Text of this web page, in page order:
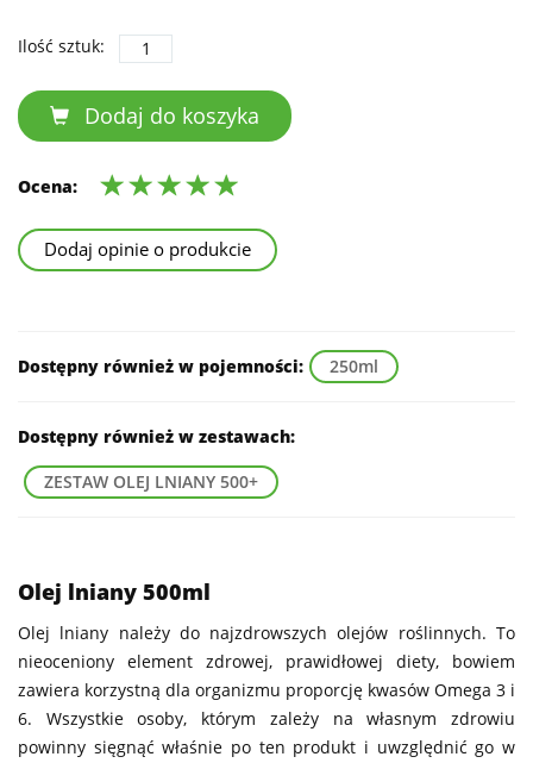
Ilość sztuk:
Dodaj do koszyka
Ocena:
Dodaj opinie o produkcie
Dostępny również w pojemności: 250ml
Dostępny również w zestawach:
ZESTAW OLEJ LNIANY 500+
Olej lniany 500ml
Olej lniany należy do najzdrowszych olejów roślinnych. To
nieoceniony element zdrowej, prawidłowej diety, bowiem
zawiera korzystną dla organizmu proporcję kwasów Omega 3 i
6. Wszystkie osoby, którym zależy na własnym zdrowiu
powinny sięgnąć właśnie po ten produkt i uwzględnić go w